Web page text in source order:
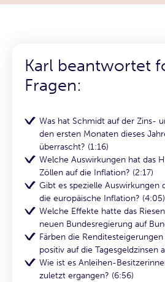
Karl beantwortet
Fragen:
Was hat Schmidt auf der Zins-
den ersten Monaten dieses
überrascht? (1:16)
Welche Auswirkungen hat das
Zöllen auf die Inflation? (2:17)
Gibt es spezielle Auswirkungen
die europäische Inflation? (4:05)
Welche Effekte hatte das
neuen Bundesregierung auf
Färben die
positiv auf die Tagesgeldzinsen
Wie ist es Anleihen-
zuletzt ergangen? (6:56)